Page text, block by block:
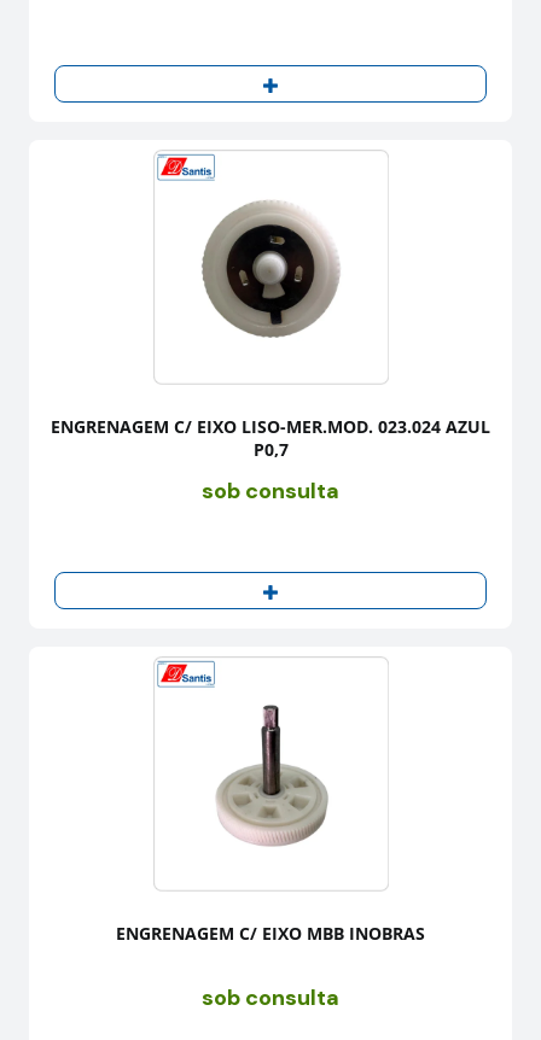
ENGRENAGEM C/ EIXO LISO-MER.MOD. 023.024 AZUL
P0,7
sob consulta
ENGRENAGEM C/ EIXO MBB INOBRAS
sob consulta